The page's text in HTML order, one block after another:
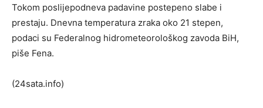
Tokom poslijepodneva padavine postepeno slabe i
prestaju. Dnevna temperatura zraka oko 21 stepen,
podaci su Federalnog hidrometeorološkog zavoda BiH,
piše Fena.
(24sata.info)